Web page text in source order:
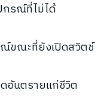
กรณ์ที่ไม่ได้
ขณะที่ยังเปิดสวิตช์
อันตรายแก่ชีวิต